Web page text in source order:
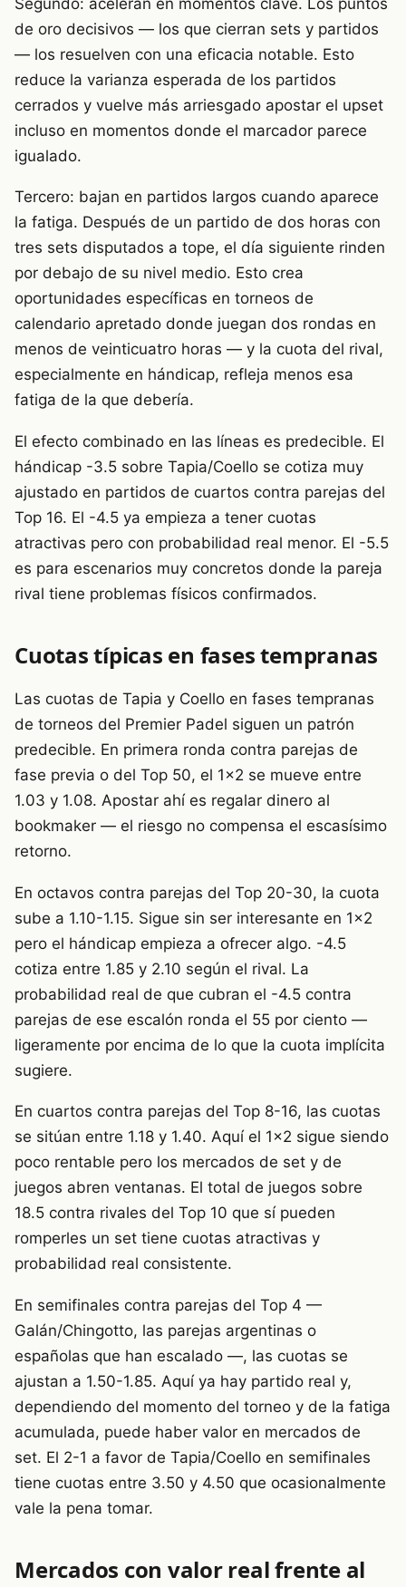
de oro decisivos — los que cierran sets y partidos
— los resuelven con una eficacia notable. Esto
reduce la varianza esperada de los partidos
cerrados y vuelve más arriesgado apostar el upset
incluso en momentos donde el marcador parece
igualado.
Tercero: bajan en partidos largos cuando aparece
la fatiga. Después de un partido de dos horas con
tres sets disputados a tope, el día siguiente rinden
por debajo de su nivel medio. Esto crea
oportunidades específicas en torneos de
calendario apretado donde juegan dos rondas en
menos de veinticuatro horas — y la cuota del rival,
especialmente en hándicap, refleja menos esa
fatiga de la que debería.
El efecto combinado en las líneas es predecible. El
hándicap -3.5 sobre Tapia/Coello se cotiza muy
ajustado en partidos de cuartos contra parejas del
Top 16. El -4.5 ya empieza a tener cuotas
atractivas pero con probabilidad real menor. El -5.5
es para escenarios muy concretos donde la pareja
rival tiene problemas físicos confirmados.
Cuotas típicas en fases tempranas
Las cuotas de Tapia y Coello en fases tempranas
de torneos del Premier Padel siguen un patrón
predecible. En primera ronda contra parejas de
fase previa o del Top 50, el 1×2 se mueve entre
1.03 y 1.08. Apostar ahí es regalar dinero al
bookmaker — el riesgo no compensa el escasísimo
retorno.
En octavos contra parejas del Top 20-30, la cuota
sube a 1.10-1.15. Sigue sin ser interesante en 1×2
pero el hándicap empieza a ofrecer algo. -4.5
cotiza entre 1.85 y 2.10 según el rival. La
probabilidad real de que cubran el -4.5 contra
parejas de ese escalón ronda el 55 por ciento —
ligeramente por encima de lo que la cuota implícita
sugiere.
En cuartos contra parejas del Top 8-16, las cuotas
se sitúan entre 1.18 y 1.40. Aquí el 1×2 sigue siendo
poco rentable pero los mercados de set y de
juegos abren ventanas. El total de juegos sobre
18.5 contra rivales del Top 10 que sí pueden
romperles un set tiene cuotas atractivas y
probabilidad real consistente.
En semifinales contra parejas del Top 4 —
Galán/Chingotto, las parejas argentinas o
españolas que han escalado —, las cuotas se
ajustan a 1.50-1.85. Aquí ya hay partido real y,
dependiendo del momento del torneo y de la fatiga
acumulada, puede haber valor en mercados de
set. El 2-1 a favor de Tapia/Coello en semifinales
tiene cuotas entre 3.50 y 4.50 que ocasionalmente
vale la pena tomar.
Mercados con valor real frente al